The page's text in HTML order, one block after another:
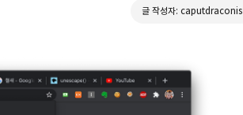
글 작성자: caputdraconis